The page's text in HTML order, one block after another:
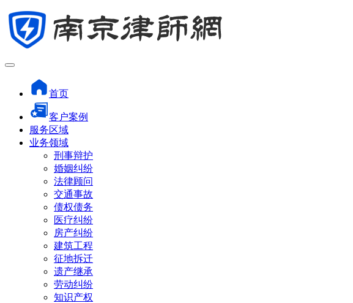
首页
客户案例
服务区域
业务领域
刑事辩护
婚姻纠纷
法律顾问
交通事故
债权债务
医疗纠纷
房产纠纷
建筑工程
征地拆迁
遗产继承
劳动纠纷
知识产权